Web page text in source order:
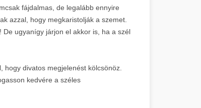
fájdalmas, de legalább ennyire
azzal, hogy megkaristolják a szemet.
ugyanígy járjon el akkor is, ha a szél
divatos megjelenést kölcsönöz.
kedvére a széles